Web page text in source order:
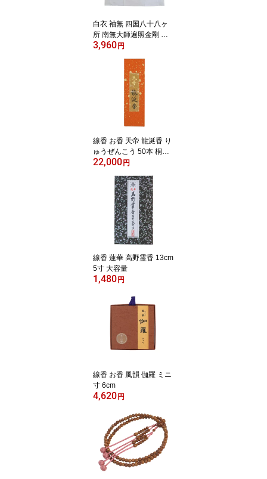
白衣 袖無 四国八十八ヶ
所 南無大師遍照金剛 同
行二人 ポケット付 3Lサ
（※送料無料はメール便
3,960円
線香 お香 天帝 龍涎香 り
ゅうぜんこう 50本 桐箱
入り
22,000円
線香 蓮華 高野霊香 13cm
5寸 大容量
1,480円
線香 お香 風韻 伽羅 ミニ
寸 6cm
4,620円